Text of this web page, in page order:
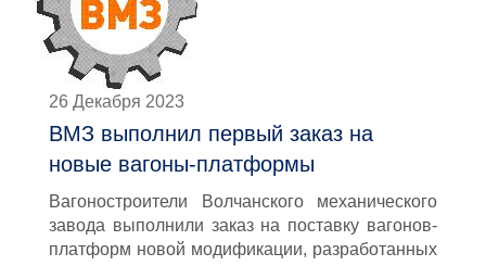
26 Декабря 2023
ВМЗ выполнил первый заказ на
новые вагоны-платформы
Вагоностроители Волчанского механического
завода выполнили заказ на поставку вагонов-
платформ новой модификации, разработанных